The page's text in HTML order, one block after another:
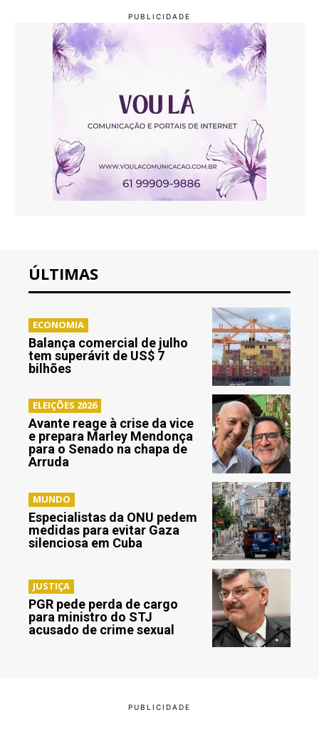
ÚLTIMAS
ECONOMIA
Balança comercial de julho
tem superávit de US$ 7
bilhões
ELEIÇÕES 2026
Avante reage à crise da vice
e prepara Marley Mendonça
para o Senado na chapa de
Arruda
MUNDO
Especialistas da ONU pedem
medidas para evitar Gaza
silenciosa em Cuba
JUSTIÇA
PGR pede perda de cargo
para ministro do STJ
acusado de crime sexual